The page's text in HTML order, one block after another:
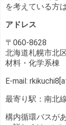
を考えている方
アドレス
〒060-8628
北海道札幌市北
材料・化学系棟
E-mail:
最寄り駅：南北
構内循環バスが